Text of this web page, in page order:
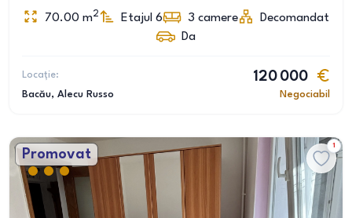
70.00 m2 Etajul 6 3 camere
Decomandat
Da
Locație:
Bacău, Alecu Russo
120 000
Negociabil
Promovat
1